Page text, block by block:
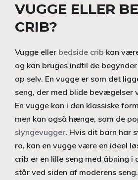
VUGGE ELLER
CRIB?
Vugge eller bedside crib kan
og kan bruges indtil de
op selv. En vugge er som det
seng, der med blide bevægelser
En vugge kan i den klassiske
men kan også hænge, som de
slyngevugger. Hvis dit barn har
ro, kan en vugge være en ideel
crib er en lille seng med åbning i
står ved siden af moderens